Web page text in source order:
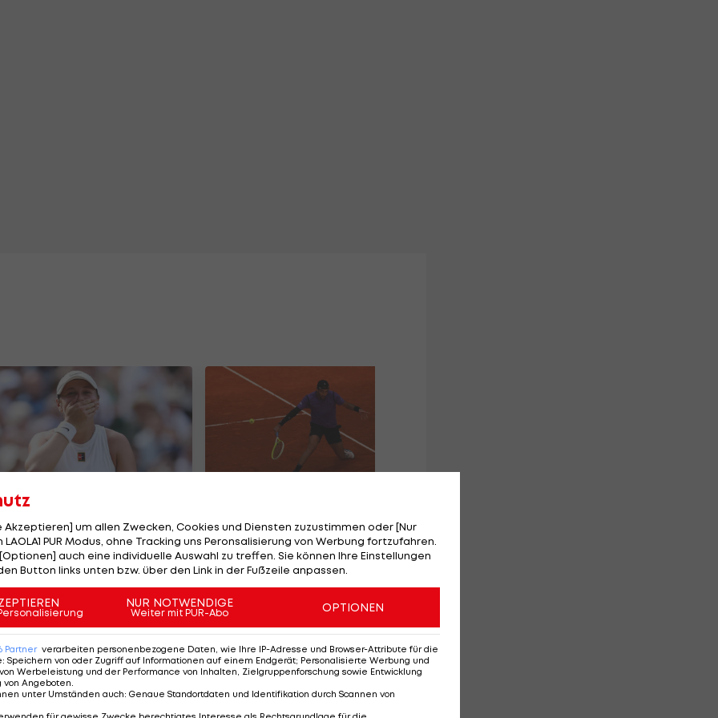
bringt
Siegerin
Berrettini muss auf
Kitzbühel-
Titelverteidigung
verzichten
Tennis
Akzeptieren] um allen Zwecken, Cookies und Diensten zuzustimmen oder [Nur
PUR Modus, ohne Tracking uns Peronsalisierung von Werbung fortzufahren.
auch eine individuelle Auswahl zu treffen. Sie können Ihre Einstellungen
Button links unten bzw. über den Link in der Fußzeile anpassen.
NUR NOTWENDIGE
Weiter mit PUR-Abo OPTIONEN
Partner verarbeiten personenbezogene Daten, wie Ihre IP-Adresse und Browser-Attribute für die
: Speichern von oder Zugriff auf Informationen auf einem Endgerät; Personalisierte Werbung und
Werbeleistung und der Performance von Inhalten, Zielgruppenforschung sowie Entwicklung
von Angeboten.
unter Umständen auch: Genaue Standortdaten und Identifikation durch Scannen von